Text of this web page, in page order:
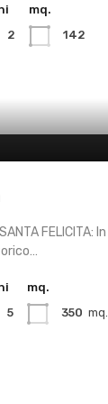
2
mq.
142
FELICITA: In
5
mq.
350 mq.